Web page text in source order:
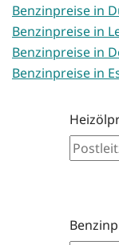
Benzinpreise in
Benzinpreise in
Benzinpreise in
Benzinpreise in